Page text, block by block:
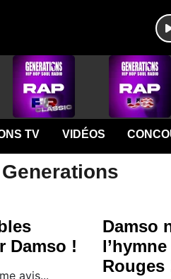
TV VIDÉOS
Damso !
avis...
Damso
Rouges